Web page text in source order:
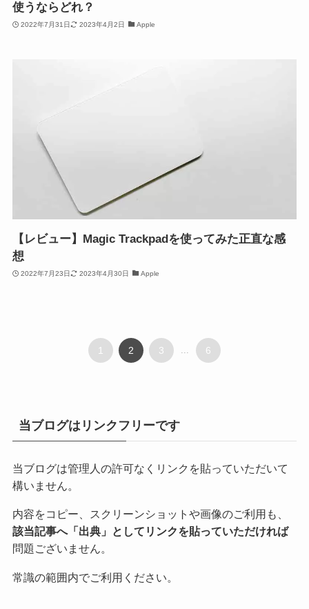
使うならどれ？
2022年7月31日 2023年4月2日 Apple
【レビュー】Magic Trackpadを使ってみた正直な感
想
2022年7月23日 2023年4月30日 Apple
1 2 3 ... 6
当ブログはリンクフリーです
当ブログは管理人の許可なくリンクを貼っていただいて
構いません。
内容をコピー、スクリーンショットや画像のご利用も、
該当記事へ「出典」としてリンクを貼っていただければ
問題ございません。
常識の範囲内でご利用ください。